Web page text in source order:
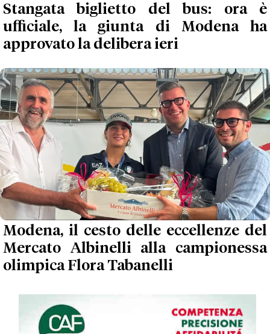
Stangata biglietto del bus: ora è
ufficiale, la giunta di Modena ha
approvato la delibera ieri
Modena, il cesto delle eccellenze del
Mercato Albinelli alla campionessa
olimpica Flora Tabanelli